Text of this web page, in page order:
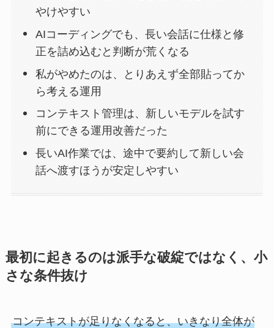
やけやすい
AIコーディングでも、長い会話に仕様と修
正を詰め込むと判断が荒くなる
私がやめたのは、とりあえず全部貼ってか
ら考える運用
コンテキスト管理は、新しいモデルを試す
前にできる運用改善だった
長いAI作業では、途中で要約して新しい会
話へ渡すほうが安定しやすい
最初に起きるのは派手な破綻ではなく、小
さな条件抜け
コンテキストが足りなくなると、いきなり全体が